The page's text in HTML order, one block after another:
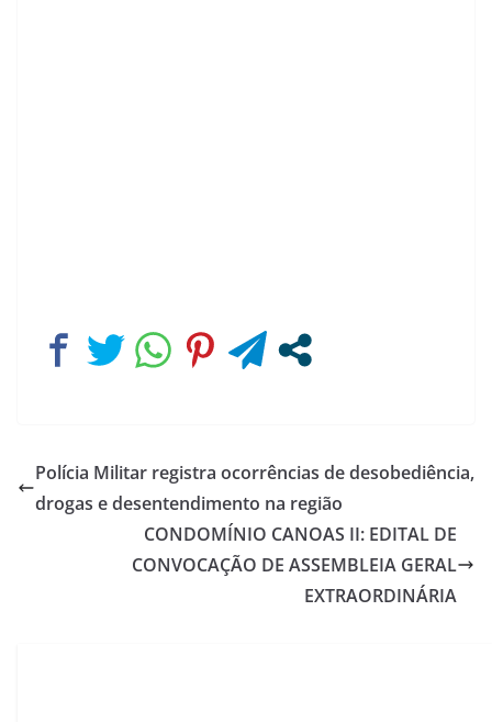
Polícia Militar registra ocorrências de desobediência,
drogas e desentendimento na região
CONDOMÍNIO CANOAS II: EDITAL DE
CONVOCAÇÃO DE ASSEMBLEIA GERAL
EXTRAORDINÁRIA